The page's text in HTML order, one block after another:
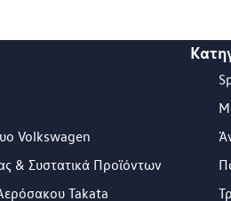
Volkswagen
& Συστατικά Προϊόντων
Takata